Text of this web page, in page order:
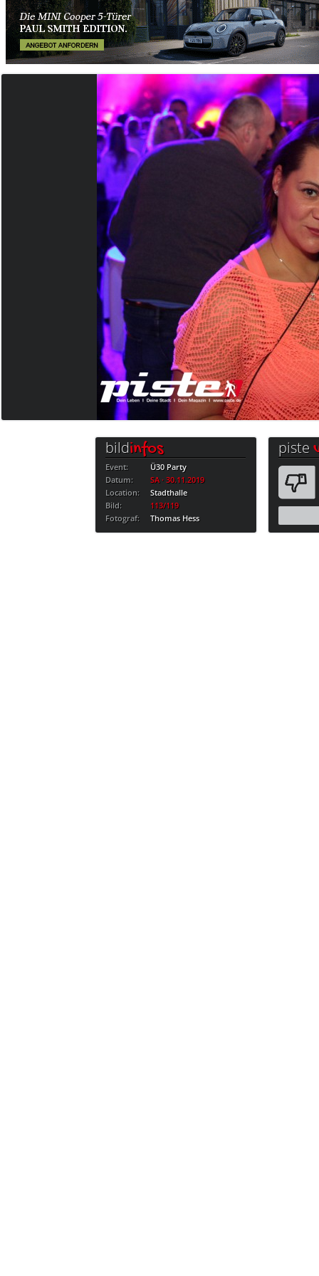
bildinfos
Event:
Ü30 Party
Datum:
SA · 30.11.2019
Location:
Stadthalle
Bild:
113/119
Fotograf:
Thomas Hess
piste